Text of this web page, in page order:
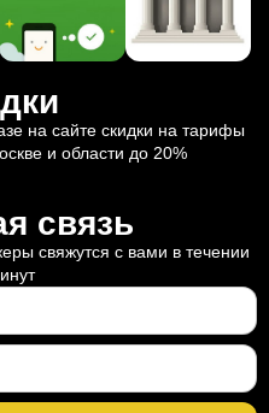
на сайте скидки на тарифы
и области до 20%
связь
свяжутся с вами в течении